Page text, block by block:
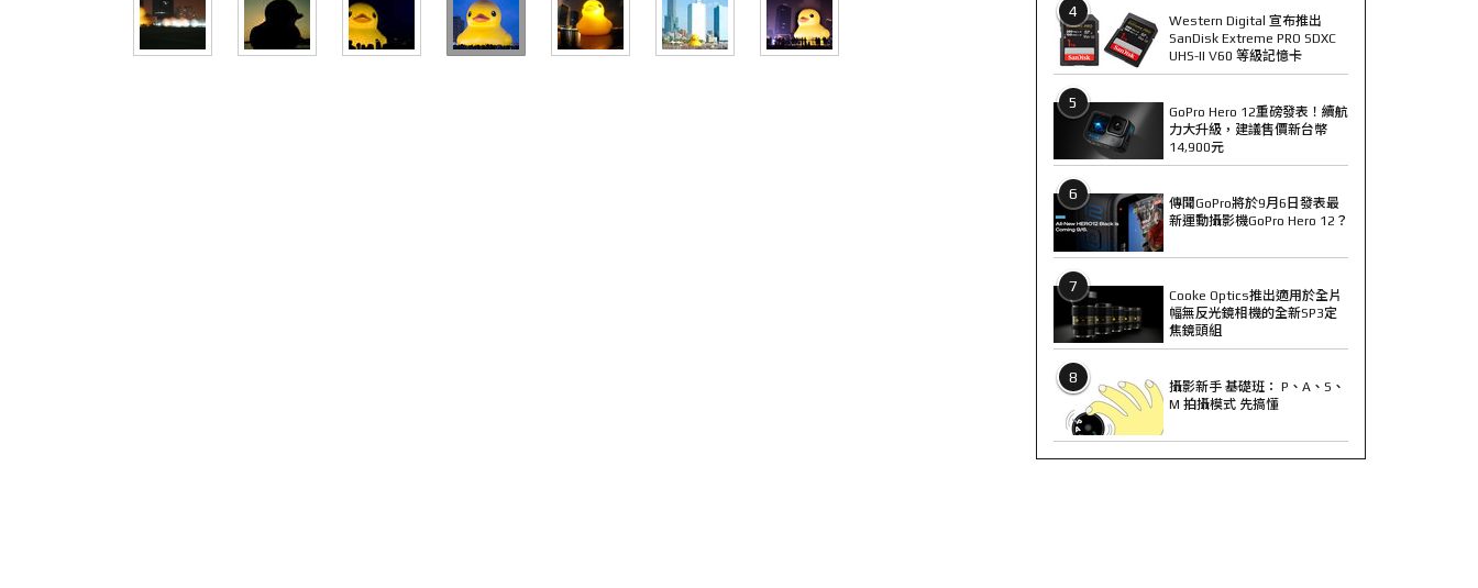
4
Western Digital 宣布推出
SanDisk Extreme PRO SDXC
UHS-II V60 等級記憶卡
5
GoPro Hero 12重磅發表！續航
力大升級，建議售價新台幣
14,900元
6
傳聞GoPro將於9月6日發表最
新運動攝影機GoPro Hero 12？
7
Cooke Optics推出適用於全片
幅無反光鏡相機的全新SP3定
焦鏡頭組
8
攝影新手 基礎班： P、A、S、
M 拍攝模式 先搞懂